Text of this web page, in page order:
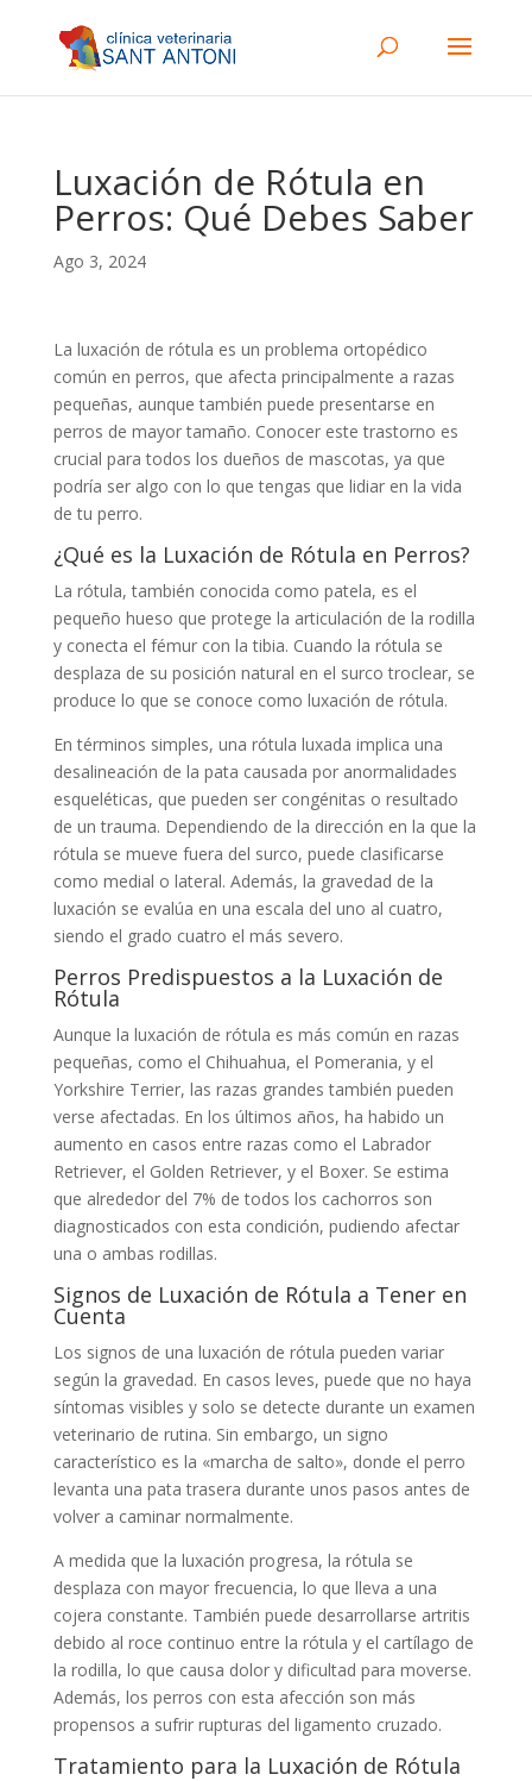
Luxación de Rótula en
Perros: Qué Debes Saber
Ago 3, 2024
La luxación de rótula es un problema ortopédico
común en perros, que afecta principalmente a razas
pequeñas, aunque también puede presentarse en
perros de mayor tamaño. Conocer este trastorno es
crucial para todos los dueños de mascotas, ya que
podría ser algo con lo que tengas que lidiar en la vida
de tu perro.
¿Qué es la Luxación de Rótula en Perros?
La rótula, también conocida como patela, es el
pequeño hueso que protege la articulación de la rodilla
y conecta el fémur con la tibia. Cuando la rótula se
desplaza de su posición natural en el surco troclear, se
produce lo que se conoce como luxación de rótula.
En términos simples, una rótula luxada implica una
desalineación de la pata causada por anormalidades
esqueléticas, que pueden ser congénitas o resultado
de un trauma. Dependiendo de la dirección en la que la
rótula se mueve fuera del surco, puede clasificarse
como medial o lateral. Además, la gravedad de la
luxación se evalúa en una escala del uno al cuatro,
siendo el grado cuatro el más severo.
Perros Predispuestos a la Luxación de
Rótula
Aunque la luxación de rótula es más común en razas
pequeñas, como el Chihuahua, el Pomerania, y el
Yorkshire Terrier, las razas grandes también pueden
verse afectadas. En los últimos años, ha habido un
aumento en casos entre razas como el Labrador
Retriever, el Golden Retriever, y el Boxer. Se estima
que alrededor del 7% de todos los cachorros son
diagnosticados con esta condición, pudiendo afectar
una o ambas rodillas.
Signos de Luxación de Rótula a Tener en
Cuenta
Los signos de una luxación de rótula pueden variar
según la gravedad. En casos leves, puede que no haya
síntomas visibles y solo se detecte durante un examen
veterinario de rutina. Sin embargo, un signo
característico es la «marcha de salto», donde el perro
levanta una pata trasera durante unos pasos antes de
volver a caminar normalmente.
A medida que la luxación progresa, la rótula se
desplaza con mayor frecuencia, lo que lleva a una
cojera constante. También puede desarrollarse artritis
debido al roce continuo entre la rótula y el cartílago de
la rodilla, lo que causa dolor y dificultad para moverse.
Además, los perros con esta afección son más
propensos a sufrir rupturas del ligamento cruzado.
Tratamiento para la Luxación de Rótula